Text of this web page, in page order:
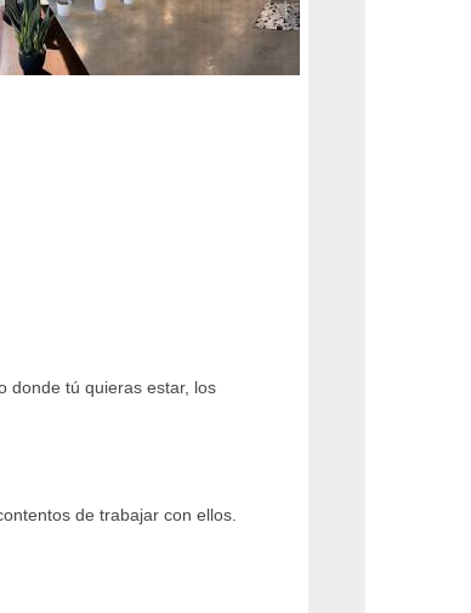
donde tú quieras estar, los
de trabajar con ellos.